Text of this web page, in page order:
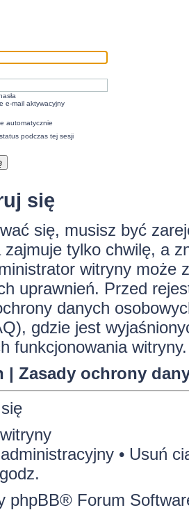
e-mail aktywacyjny
automatycznie
podczas tej sesji
się
się, musisz być
zajmuje tylko chwilę, a
witryny może
uprawnień. Przed
danych
gdzie jest
funkcjonowania witryny.
| Zasady ochrony
• Usuń
phpBB® Forum